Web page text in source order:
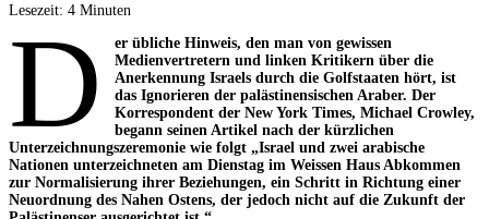
Lesezeit: 4 Minuten
D
er übliche Hinweis, den man von gewissen
Medienvertretern und linken Kritikern über die
Anerkennung Israels durch die Golfstaaten hört, ist
das Ignorieren der palästinensischen Araber. Der
Korrespondent der New York Times, Michael Crowley,
begann seinen Artikel nach der kürzlichen
Unterzeichnungszeremonie wie folgt „Israel und zwei arabische
Nationen unterzeichneten am Dienstag im Weissen Haus Abkommen
zur Normalisierung ihrer Beziehungen, ein Schritt in Richtung einer
Neuordnung des Nahen Ostens, der jedoch nicht auf die Zukunft der